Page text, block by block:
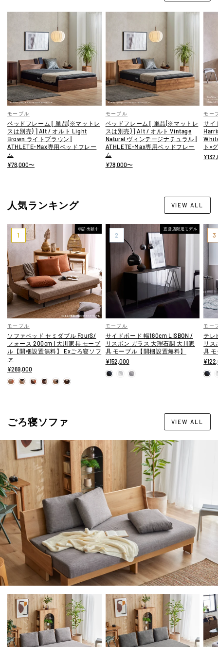
販
モーブル
ベッドフレーム [ 単品(※マットレ
スは別売) ] Alt / オルト Light
Brown ライトブラウン |
ATHLETE-Max専用ベッドフレー
ム
¥78,000〜
モーブル
ベッドフレーム [ 単品(※マットレ
スは別売) ] Alt / オルト Vintage
Natural ヴィンテージナチュラル |
ATHLETE-Max専用ベッドフレー
ム
¥78,000〜
モー
サイ
ト×
人気ランキング VIEW ALL
特許出願中
モーブル
ソファベッド セミダブル FourS/
フォース 200cm | 大川家具 モーブ
ル【開梱設置無料】 Exごろ寝ソフ
ァ
¥269,000
直営店限定モデル
モーブル
サイドボード 幅180cm LISBON /
リスボン ガラス 大理石調 大川家
具 モーブル【開梱設置無料】
¥152,000
モー
テレ
リス
具
ごろ寝ソファ VIEW ALL